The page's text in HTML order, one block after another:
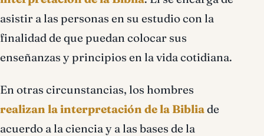
asistir a las personas en su estudio con la
finalidad de que puedan colocar sus
enseñanzas y principios en la vida cotidiana.
En otras circunstancias, los hombres
realizan la interpretación de la Bibliade
acuerdo a la ciencia y a las bases de la